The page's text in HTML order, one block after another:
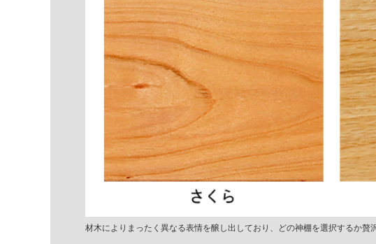
材木によりまったく異なる表情を醸し出しており、どの神棚を選択するか贅